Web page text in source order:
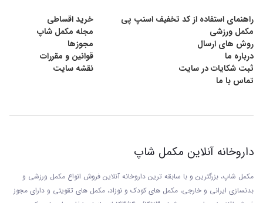
راهنمای استفاده از کد تخفیف اسنپ پی
خرید اقساطی
مکمل ورزشی
مجله مکمل شاپ
روش های ارسال
مجوزها
درباره ما
قوانین و مقررات
ثبت شکایات در سایت
نقشه سایت
تماس با ما
داروخانه آنلاین مکمل شاپ
مکمل شاپ، بزرگترین و با سابقه ترین داروخانه آنلاین فروش انواع مکمل ورزشی و
بدنسازی ایرانی و خارجی، مکمل های کودک و نوزاد، مکمل های تقویتی و دارای مجوز